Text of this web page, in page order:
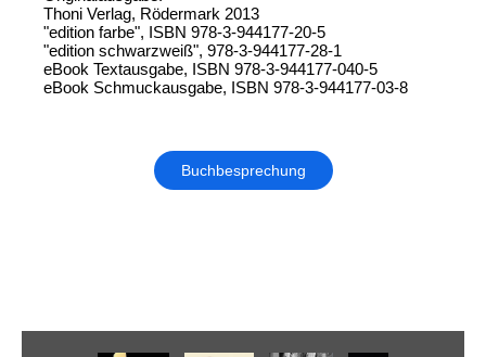
Thoni Verlag, Rödermark 2013
"edition farbe", ISBN 978-3-944177-20-5
"edition schwarzweiß", 978-3-944177-28-1
eBook Textausgabe, ISBN 978-3-944177-040-5
eBook Schmuckausgabe, ISBN 978-3-944177-03-8
Buchbesprechung